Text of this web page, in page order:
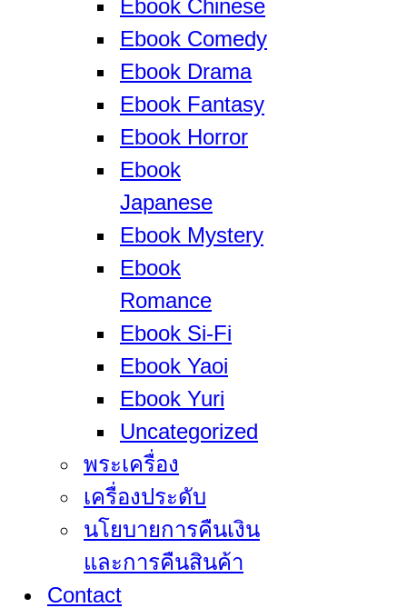
Ebook Chinese
Ebook Comedy
Ebook Drama
Ebook Fantasy
Ebook Horror
Ebook
Japanese
Ebook Mystery
Ebook
Romance
Ebook Si-Fi
Ebook Yaoi
Ebook Yuri
Uncategorized
พระเครื่อง
เครื่องประดับ
นโยบายการคืนเงิน
และการคืนสินค้า
Contact